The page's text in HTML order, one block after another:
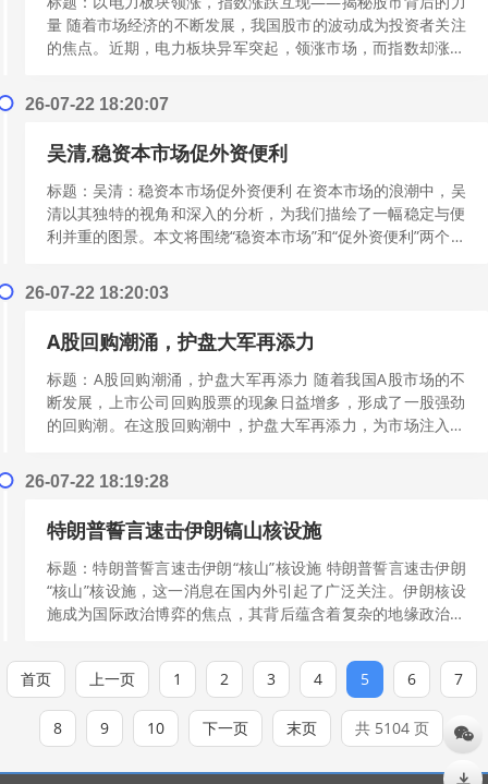
量 随着市场经济的不断发展，我国股市的波动成为投资者关注
的焦点。近期，电力板块异军突起，领涨市场，而指数却涨跌
26-07-22 18:20:07
吴清,稳资本市场促外资便利
标题：吴清：稳资本市场促外资便利 在资本市场的浪潮中，吴
清以其独特的视角和深入的分析，为我们描绘了一幅稳定与便
利并重的图景。本文将围绕“稳资本市场”和“促外资便利”两个主
26-07-22 18:20:03
A股回购潮涌，护盘大军再添力
标题：A股回购潮涌，护盘大军再添力 随着我国A股市场的不
断发展，上市公司回购股票的现象日益增多，形成了一股强劲
的回购潮。在这股回购潮中，护盘大军再添力，为市场注入了
26-07-22 18:19:28
特朗普誓言速击伊朗镐山核设施
标题：特朗普誓言速击伊朗“核山”核设施 特朗普誓言速击伊朗
“核山”核设施，这一消息在国内外引起了广泛关注。伊朗核设
施成为国际政治博弈的焦点，其背后蕴含着复杂的地缘政治关
首页 上一页 1 2 3 4 5 6 7
8 9 10 下一页 末页 共 5104 页